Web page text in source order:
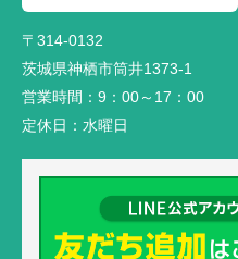
〒314-0132
茨城県神栖市筒井1373-1
営業時間： 9：00～17：00
定休日： 水曜日